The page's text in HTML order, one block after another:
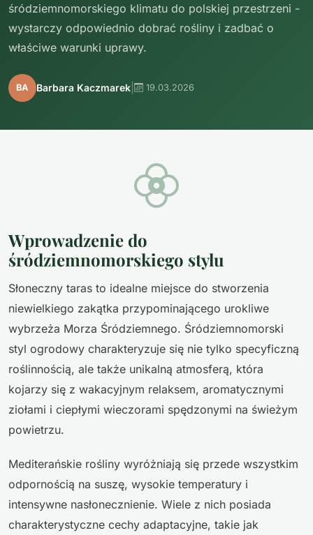
śródziemnomorskiego klimatu do polskiej przestrzeni -
wystarczy odpowiednio dobrać rośliny i zadbać o
właściwe warunki uprawy.
BA Barbara Kaczmarek 19.03.2026
Wprowadzenie do
śródziemnomorskiego stylu
Słoneczny taras to idealne miejsce do stworzenia
niewielkiego zakątka przypominającego urokliwe
wybrzeża Morza Śródziemnego. Śródziemnomorski
styl ogrodowy charakteryzuje się nie tylko specyficzną
roślinnością, ale także unikalną atmosferą, która
kojarzy się z wakacyjnym relaksem, aromatycznymi
ziołami i ciepłymi wieczorami spędzonymi na świeżym
powietrzu.
Mediterańskie rośliny wyróżniają się przede wszystkim
odpornością na suszę, wysokie temperatury i
intensywne nasłonecznienie. Wiele z nich posiada
charakterystyczne cechy adaptacyjne, takie jak